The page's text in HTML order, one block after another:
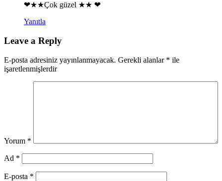
❤★‎★Çok güzel ★‎★‎ ❤
Yanıtla
Leave a Reply
E-posta adresiniz yayınlanmayacak. Gerekli alanlar * ile
işaretlenmişlerdir
Yorum *
Ad *
E-posta *